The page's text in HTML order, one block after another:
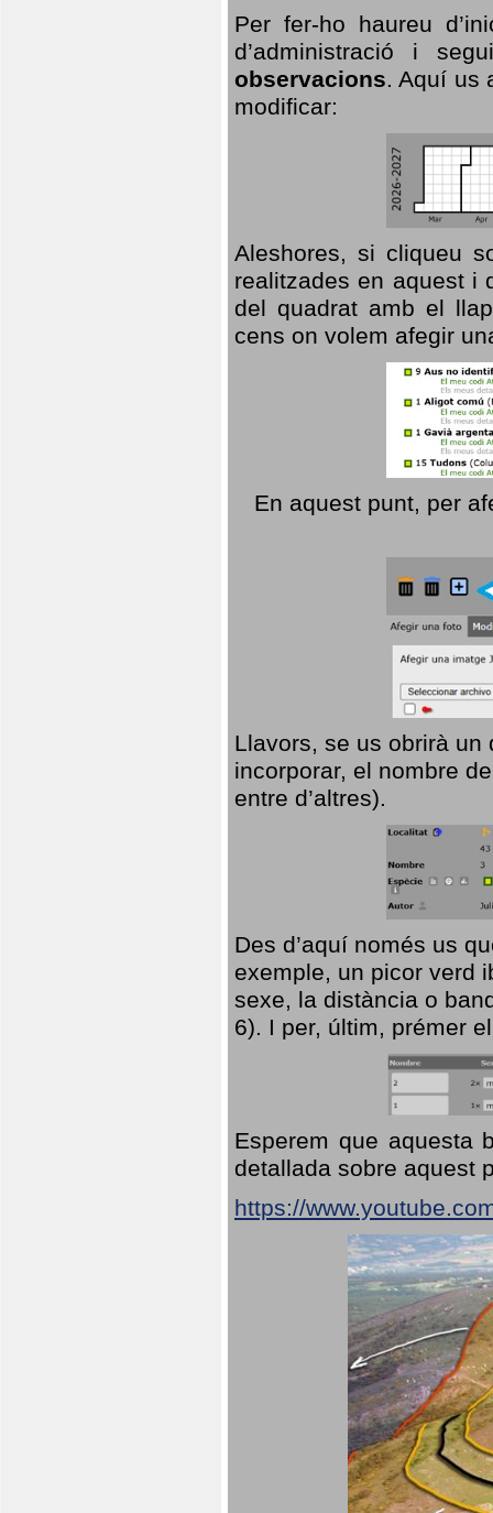
Per fer-ho haureu
d’administració i
observacions. Aquí us
modificar:
Aleshores, si cliqueu
realitzades en aquest i
del quadrat amb el
cens on volem afegir
En aquest punt, per
Llavors, se us obrirà
incorporar, el nombre
entre d’altres).
Des d’aquí només us
exemple, un picor verd
sexe, la distància o
6). I per, últim, prémer
Esperem que aquesta
detallada sobre aquest
https://